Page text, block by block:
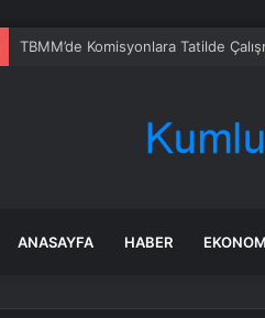
TBMM’de Komisyonlara Tatilde
ANASAYFA HABER